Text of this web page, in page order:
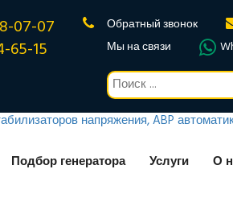
07-07
65-15
Обратный звонок
Мы на связи
Подбор генератора Услуги О